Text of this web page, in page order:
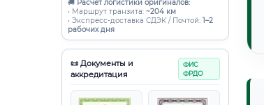
🚚 Расчет логистики оригиналов:
• Маршрут транзита: ~204 км
• Экспресс-доставка СДЭК / Почтой: 1–2
рабочих дня
📜 Документы и
аккредитация
ФИС
ФРДО